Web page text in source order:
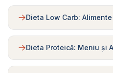
Dieta Low Carb:
Dieta Proteică: Meniu și